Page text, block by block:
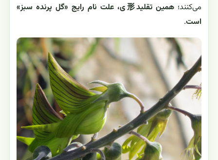
می‌کنند؛
همین تقلید形ی، علت نام رایج «گل پرنده سبز»
است.